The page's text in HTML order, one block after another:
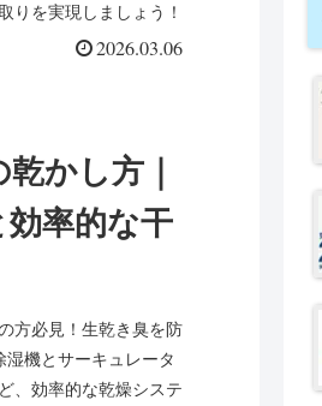
りを実現しましょう！
2026.03.06
かし方｜
率的な干
方必見！生乾き臭を防
湿機とサーキュレータ
、効率的な乾燥システ